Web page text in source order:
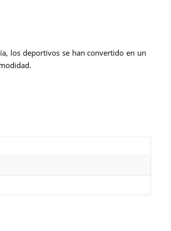
los deportivos se han convertido en un